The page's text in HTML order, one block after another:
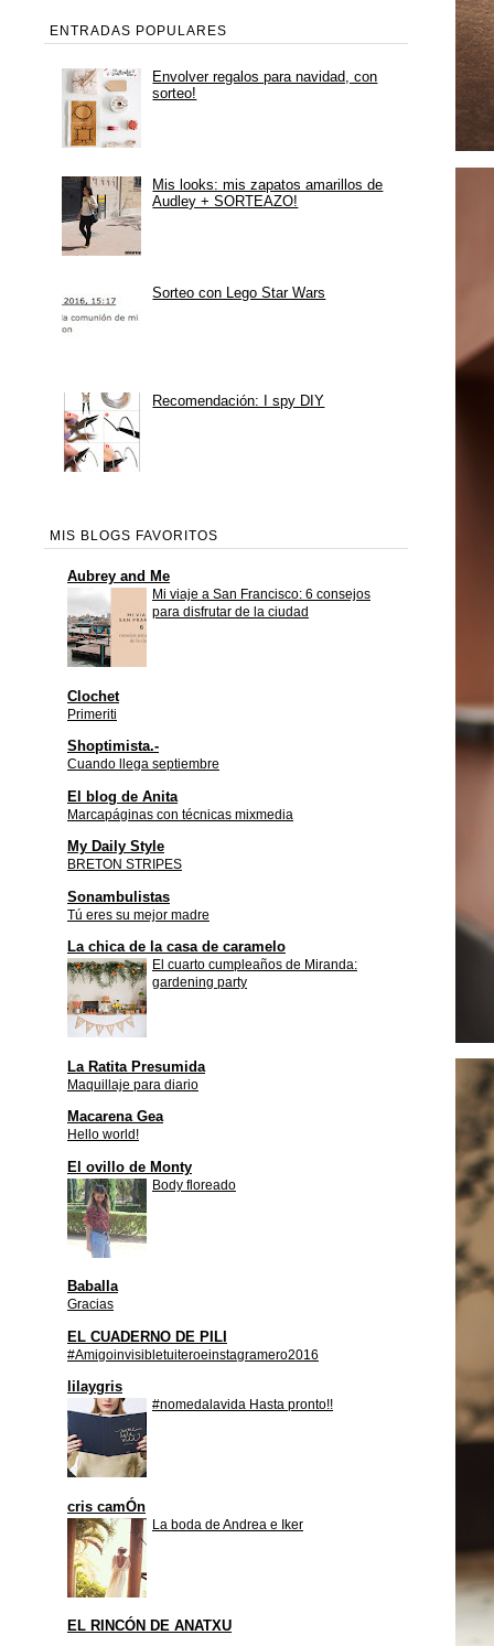
ENTRADAS POPULARES
Envolver regalos para navidad, con
sorteo!
Mis looks: mis zapatos amarillos de
Audley + SORTEAZO!
Sorteo con Lego Star Wars
Recomendación: I spy DIY
MIS BLOGS FAVORITOS
Aubrey and Me
Mi viaje a San Francisco: 6 consejos
para disfrutar de la ciudad
Clochet
Primeriti
Shoptimista.-
Cuando llega septiembre
El blog de Anita
Marcapáginas con técnicas mixmedia
My Daily Style
BRETON STRIPES
Sonambulistas
Tú eres su mejor madre
La chica de la casa de caramelo
El cuarto cumpleaños de Miranda:
gardening party
La Ratita Presumida
Maquillaje para diario
Macarena Gea
Hello world!
El ovillo de Monty
Body floreado
Baballa
Gracias
EL CUADERNO DE PILI
#Amigoinvisibletuiteroeinstagramero2016
lilaygris
#nomedalavida Hasta pronto!!
cris camÓn
La boda de Andrea e Iker
EL RINCÓN DE ANATXU